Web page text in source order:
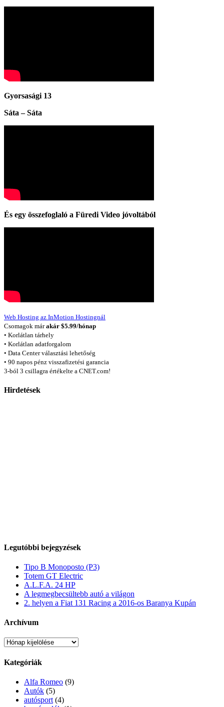
Gyorsasági 13
Sáta – Sáta
És egy összefoglaló a Füredi Video jóvoltából
Web Hosting az InMotion Hostingnál
Csomagok márakár $5.99/hónap
• Korlátlan tárhely
• Korlátlan adatforgalom
• Data Center választási lehetőség
• 90 napos pénz visszafizetési garancia
3-ból 3 csillagra értékelte a CNET.com!
Hirdetések
Legutóbbi bejegyzések
Tipo B Monoposto (P3)
Totem GT Electric
A.L.F.A. 24 HP
A legmegbecsültebb autó a világon
2. helyen a Fiat 131 Racing a 2016-os Baranya Kupán
Archívum
Archívum
Kategóriák
Alfa Romeo (9)
Autók (5)
autósport (4)